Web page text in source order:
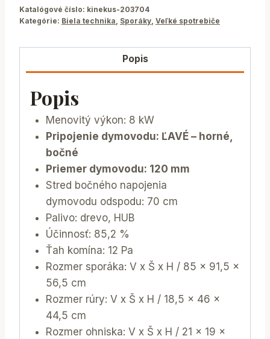
Katalógové číslo: kinekus-203704
Kategórie: Biela technika Sporáky Veľké spotrebiče
Popis
Popis
Menovitý výkon: 8 kW
Pripojenie dymovodu: ĽAVÉ – horné,
bočné
Priemer dymovodu: 120 mm
Stred bočného napojenia
dymovodu odspodu: 70 cm
Palivo: drevo, HUB
Účinnosť: 85,2 %
Ťah komína: 12 Pa
Rozmer sporáka: V x Š x H / 85 x 91,5 x
56,5 cm
Rozmer rúry: V x Š x H / 18,5 x 46 x
44,5 cm
Rozmer ohniska: V x Š x H / 21 x 19 x